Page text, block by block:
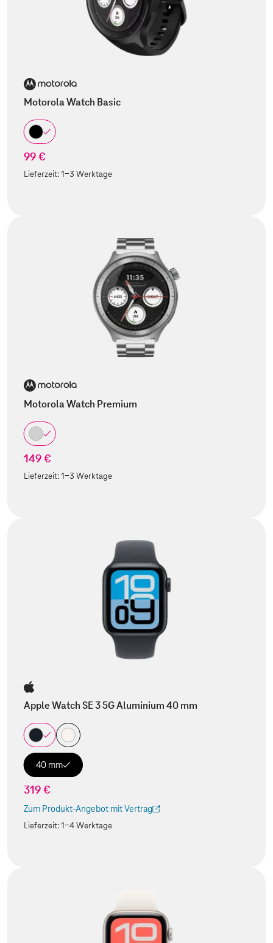
Motorola Watch Basic
99 €
Lieferzeit:1-3 Werktage
Motorola Watch Premium
149 €
Lieferzeit:1-3 Werktage
Apple Watch SE 3 5G Aluminium 40 mm
40 mm
319 €
Zum Produkt-Angebot mit Vertrag
(Der Link wird in einem neuen Tab geöffnet)
Lieferzeit:1-4 Werktage